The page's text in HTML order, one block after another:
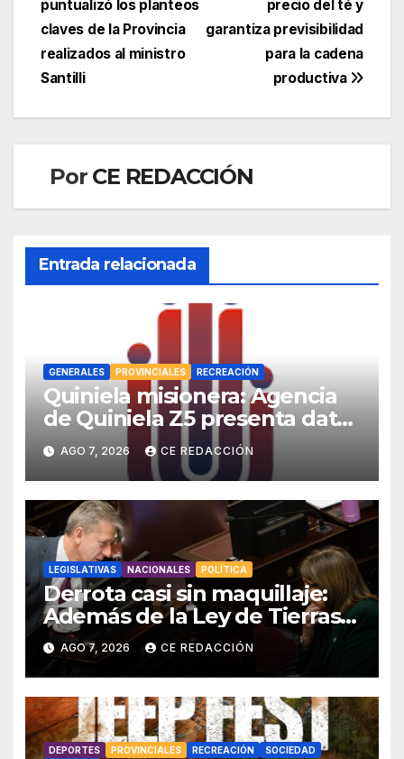
de
entradas
precio del té y
garantiza previsibilidad
para la cadena
productiva
puntualizó los planteos
claves de la Provincia
realizados al ministro
Santilli
Por CE REDACCIÓN
Entrada relacionada
GENERALES PROVINCIALES RECREACIÓN
Quiniela misionera: Agencia
de Quiniela Z5 presenta datos
de los sorteos y de la
«Poceada» – Enlace con toda
la INFO – Promos especiales
AGO 7, 2026 CE REDACCIÓN
LEGISLATIVAS NACIONALES POLÍTICA
Derrota casi sin maquillaje:
Además de la Ley de Tierras,
el gobierno también tuvo que
retirar el manejo del fuego
AGO 7, 2026 CE REDACCIÓN
DEPORTES PROVINCIALES RECREACIÓN
SOCIEDAD